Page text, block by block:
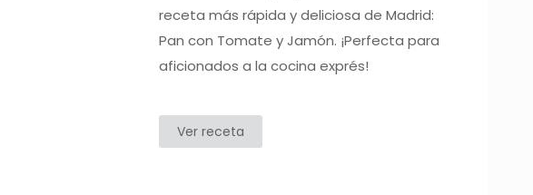
receta más rápida y deliciosa de Madrid:
Pan con Tomate y Jamón. ¡Perfecta para
aficionados a la cocina exprés!
Ver receta